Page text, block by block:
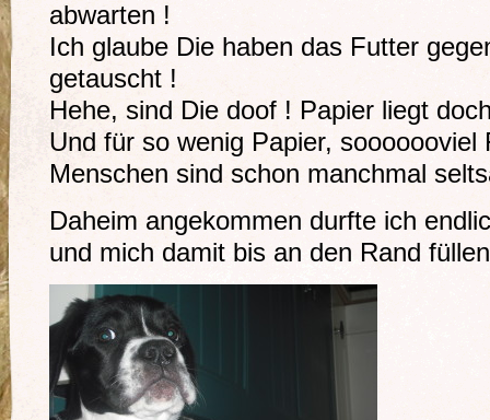
abwarten !
Ich glaube Die haben das Futter
getauscht !
Hehe, sind Die doof ! Papier liegt
Und für so wenig Papier, sooooooviel
Menschen sind schon manchmal
Daheim angekommen durfte ich
und mich damit bis an den Rand